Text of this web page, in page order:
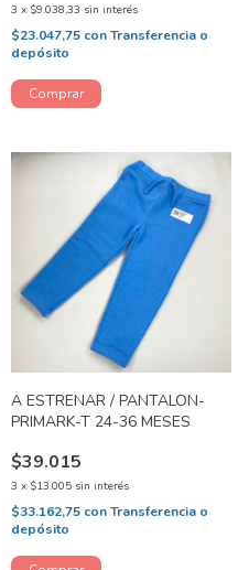
3 x $9.038,33 sin interés
$23.047,75 conTransferencia o
depósito
A ESTRENAR / PANTALON-
PRIMARK-T 24-36 MESES
$39.015
3 x $13.005 sin interés
$33.162,75 conTransferencia o
depósito